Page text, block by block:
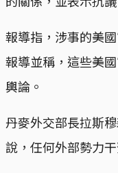
報導指，涉事的美
報導並稱，這些美
輿論。
丹麥外交部長拉斯
說，任何外部勢力